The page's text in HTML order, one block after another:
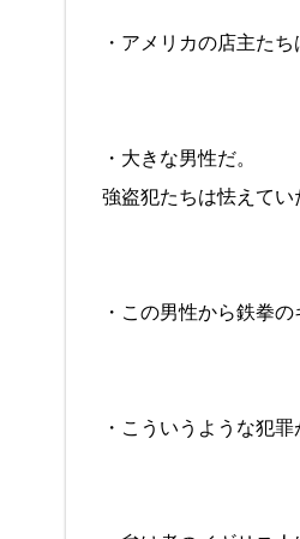
・アメリカの店主た
・大きな男性だ。
強盗犯たちは怯えてい
・この男性から鉄拳
・こういうような犯